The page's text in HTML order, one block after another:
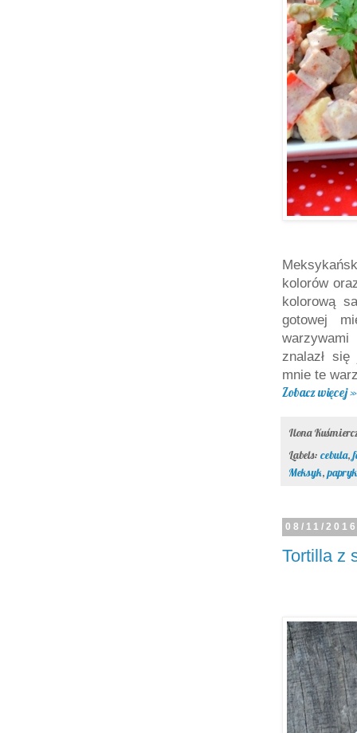
kolorów
kolorową
gotowej
znalazł
mnie te
Zobacz więcej »
Ilona
Labels: cebula,
Meksyk,
08/11/
Tortilla z